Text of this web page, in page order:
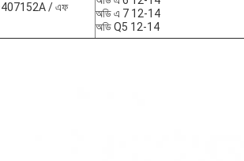
/ এফ
অডি এ 7 12-14
অডি Q5 12-14